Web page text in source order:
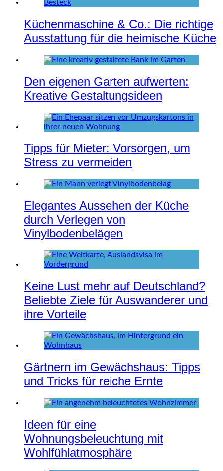
Küchenmaschine & Co.: Die richtige
Ausstattung für die heimische Küche
Den eigenen Garten aufwerten:
Kreative Gestaltungsideen
Tipps für Mieter: Vorsorgen, um
Stress zu vermeiden
Elegantes Aussehen der Küche
durch Verlegen von
Vinylbodenbelägen
Keine Lust mehr auf Deutschland?
Beliebte Ziele für Auswanderer und
ihre Vorteile
Gärtnern im Gewächshaus: Tipps
und Tricks für reiche Ernte
Ideen für eine
Wohnungsbeleuchtung mit
Wohlfühlatmosphäre